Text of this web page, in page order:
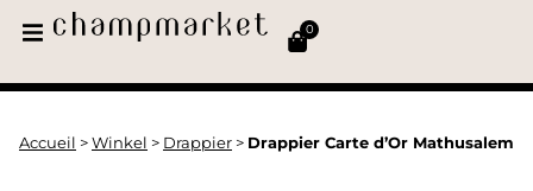
0
Accueil > Winkel > Drappier > Drappier Carte d’Or Mathusalem